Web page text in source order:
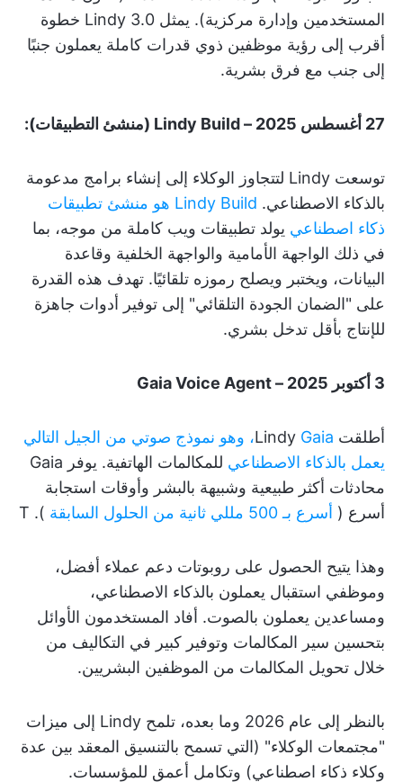
المستخدمين وإدارة مركزية). يمثل Lindy 3.0 خطوة
أقرب إلى رؤية موظفين ذوي قدرات كاملة يعملون جنبًا
إلى جنب مع فرق بشرية.
27 أغسطس 2025 – Lindy Build (منشئ التطبيقات):
توسعت Lindy لتتجاوز الوكلاء إلى إنشاء برامج مدعومة
بالذكاء الاصطناعي.
Lindy Build هو منشئ تطبيقات
ذكاء اصطناعي يولد تطبيقات ويب كاملة من موجه، بما
في ذلك الواجهة الأمامية والواجهة الخلفية وقاعدة
البيانات، ويختبر ويصلح رموزه تلقائيًا. تهدف هذه القدرة
على "الضمان الجودة التلقائي" إلى توفير أدوات جاهزة
للإنتاج بأقل تدخل بشري.
3 أكتوبر 2025 – Gaia Voice Agent
أطلقت Lindy
Gaia، وهو نموذج صوتي من الجيل التالي
يعمل بالذكاء الاصطناعي
للمكالمات الهاتفية. يوفر Gaia
محادثات أكثر طبيعية وشبيهة بالبشر وأوقات استجابة
أسرع ( أسرع بـ 500 مللي ثانية من الحلول السابقة ). T
وهذا يتيح الحصول على روبوتات دعم عملاء أفضل،
وموظفي استقبال يعملون بالذكاء الاصطناعي،
ومساعدين يعملون بالصوت. أفاد المستخدمون الأوائل
بتحسين سير المكالمات وتوفير كبير في التكاليف من
خلال تحويل المكالمات من الموظفين البشريين.
بالنظر إلى عام 2026 وما بعده، تلمح Lindy إلى ميزات
"مجتمعات الوكلاء" (التي تسمح بالتنسيق المعقد بين عدة
وكلاء ذكاء اصطناعي) وتكامل أعمق للمؤسسات.